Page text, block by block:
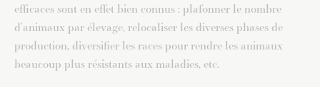
efficaces sont en effet bien connus : plafonner le nombre
d’animaux par élevage, relocaliser les diverses phases de
production, diversifier les races pour rendre les animaux
beaucoup plus résistants aux maladies, etc.